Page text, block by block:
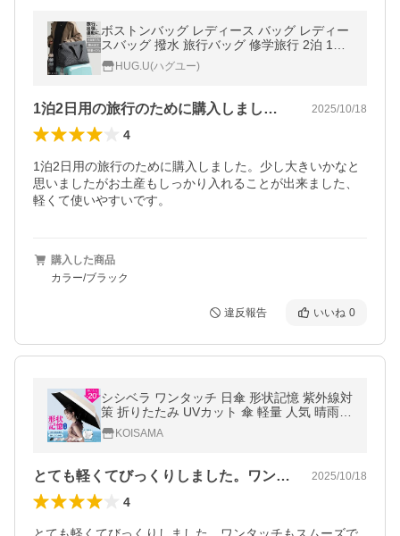
ボストンバッグ レディース バッグ レディー
スバッグ 撥水 旅行バッグ 修学旅行 2泊 1泊
旅行 キャリーオンバッグ 大容量 軽量
HUG.U(ハグユー)
1泊2日用の旅行のために購入しました。… 2025/10/18
4
1泊2日用の旅行のために購入しました。少し大きいかなと
思いましたがお土産もしっかり入れることが出来ました、
軽くて使いやすいです。
購入した商品
カラー/ブラック
違反報告 いいね 0
シシベラ ワンタッチ 日傘 形状記憶 紫外線対
策 折りたたみ UVカット 傘 軽量 人気 晴雨兼
用 遮光遮熱 丈夫 レディース 花柄 メンズ ゴ
ルフ キャンプ 夏
KOISAMA
とても軽くてびっくりしました。ワンタッ… 2025/10/18
4